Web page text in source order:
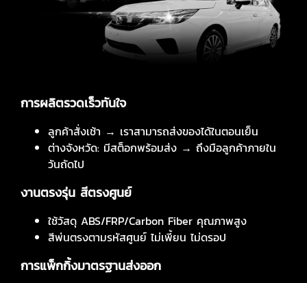
การผลิตรวดเร็วทันใจ
ลูกค้าสั่งเช้า → เราสามารถส่งของได้ในตอนเย็น
ต่างจังหวัด: มีสต็อกพร้อมส่ง → ถึงมือลูกค้าภายใน
วันถัดไป
งานตรงรุ่น สีตรงศูนย์
ใช้วัสดุ ABS/FRP/Carbon Fiber คุณภาพสูง
สีพ่นตรงตามรหัสศูนย์ ไม่เพี้ยน ไม่ดรอป
การแพ็กกิ้งมาตรฐานส่งออก